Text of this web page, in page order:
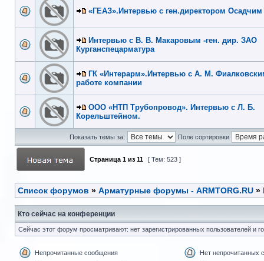
«ГЕАЗ».Интервью с ген.директором
Интервью с В. В. Макаровым -ген. дир. ЗАО
Курганспецарматура
ГК «Интерарм».Интервью с А. М.
работе компании
ООО «НТП Трубопровод». Интервью с Л. Б.
Корельштейном.
Показать темы за: Поле сортировки
Страница 1 из 11 [ Тем: 523 ]
Список форумов » Арматурные форумы - ARMTORG.RU »
Кто сейчас на конференции
Сейчас этот форум просматривают: нет зарегистрированных пользователей и
Непрочитанные сообщения
Нет непрочитанных